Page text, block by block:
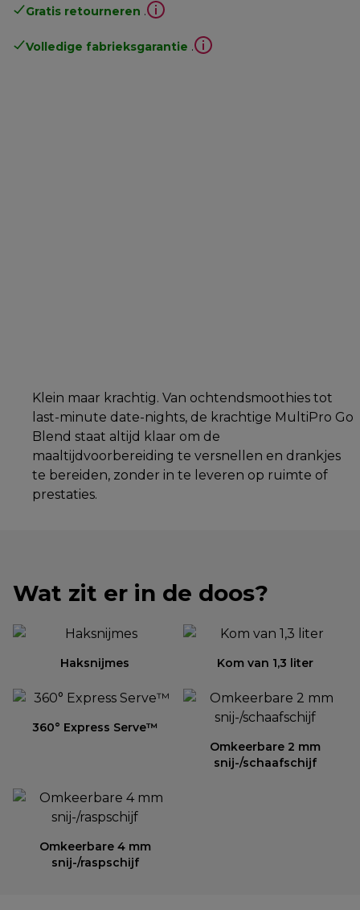
Gratis retourneren .
Volledige fabrieksgarantie .
Klein maar krachtig. Van ochtendsmoothies tot
last-minute date-nights, de krachtige MultiPro Go
Blend staat altijd klaar om de
maaltijdvoorbereiding te versnellen en drankjes
te bereiden, zonder in te leveren op ruimte of
prestaties.
Wat zit er in de doos?
Haksnijmes Kom van 1,3 liter
360° Express Serve™
Omkeerbare 2 mm
snij-/schaafschijf
Omkeerbare 4 mm
snij-/raspschijf